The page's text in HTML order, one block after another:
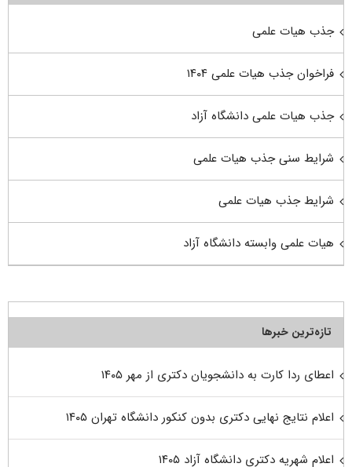
جذب هیات علمی
فراخوان جذب هیات علمی ۱۴۰۴
جذب هیات علمی دانشگاه آزاد
شرایط سنی جذب هیات علمی
شرایط جذب هیات علمی
هیات علمی وابسته دانشگاه آزاد
تازه‌ترین خبرها
اعطای ردا کارت به دانشجویان دکتری از مهر ۱۴۰۵
اعلام نتایج نهایی دکتری بدون کنکور دانشگاه تهران ۱۴۰۵
اعلام شهریه دکتری دانشگاه آزاد ۱۴۰۵